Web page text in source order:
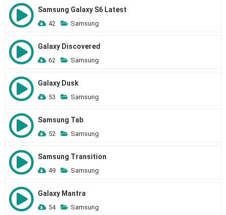
Samsung Galaxy S6 Latest
42 Samsung
Galaxy Discovered
62 Samsung
Galaxy Dusk
53 Samsung
Samsung Tab
52 Samsung
Samsung Transition
49 Samsung
Galaxy Mantra
54 Samsung